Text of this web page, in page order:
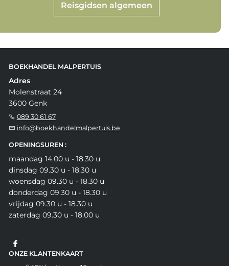
Reisgidsen algemeen
BOEKHANDEL MALPERTUIS
Adres
Molenstraat 24
3600 Genk
089 30 61 67
info@boekhandelmalpertuis.be
OPENINGSUREN :
maandag 14.00 u - 18.30 u
dinsdag 09.30 u - 18.30 u
woensdag 09.30 u - 18.30 u
donderdag 09.30 u - 18.30 u
vrijdag 09.30 u - 18.30 u
zaterdag 09.30 u - 18.00 u
ONZE KLANTENKAART